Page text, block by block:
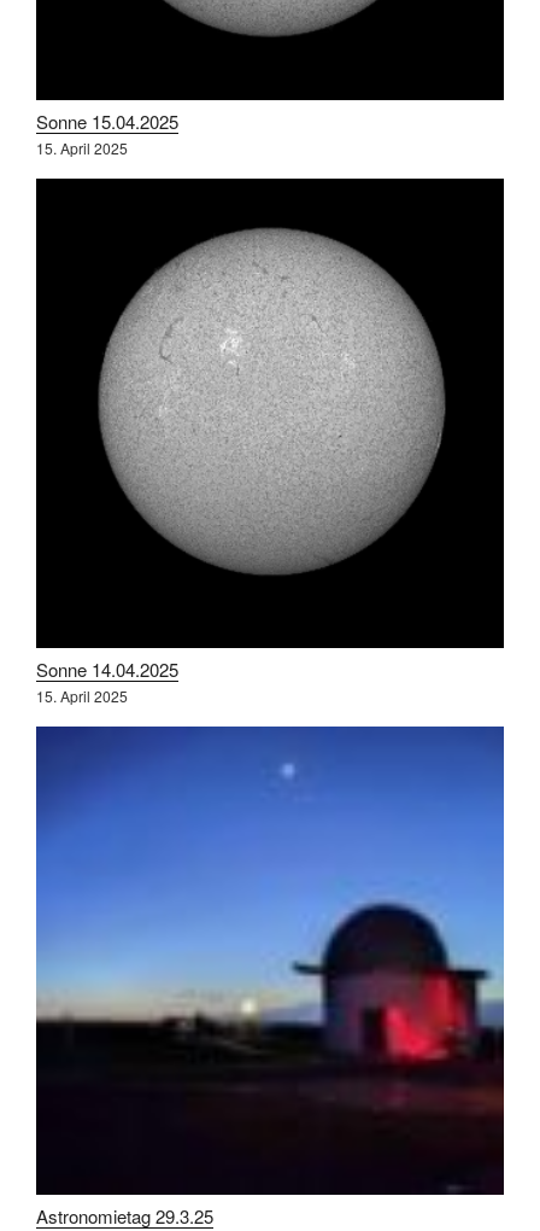
Sonne 15.04.2025
15. April 2025
Sonne 14.04.2025
15. April 2025
Astronomietag 29.3.25